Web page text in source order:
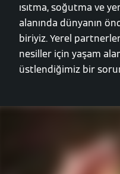
ısıtma, soğutma ve
alanında dünyanın
biriyiz. Yerel
nesiller için yaşam
üstlendiğimiz bir